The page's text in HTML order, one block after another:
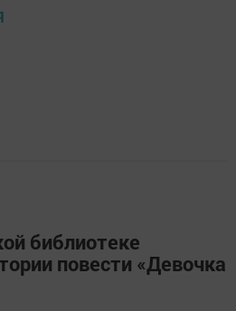
библиотеке
повести «Девочка